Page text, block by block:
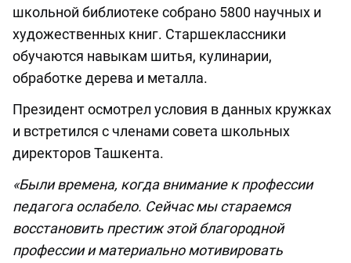
школьной библиотеке собрано 5800 научных и
художественных книг. Старшеклассники
обучаются навыкам шитья, кулинарии,
обработке дерева и металла.
Президент осмотрел условия в данных кружках
и встретился с членами совета школьных
директоров Ташкента.
«Были времена, когда внимание к профессии
педагога ослабело. Сейчас мы стараемся
восстановить престиж этой благородной
профессии и материально мотивировать